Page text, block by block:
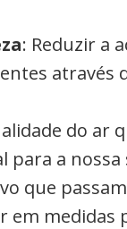
: Reduzir a
através
do ar
para a nossa
que
em medidas